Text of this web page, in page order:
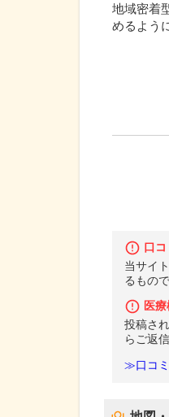
地域密着
めるよう
口
当サイ
るもの
医
投稿さ
らご返
≫口コミ